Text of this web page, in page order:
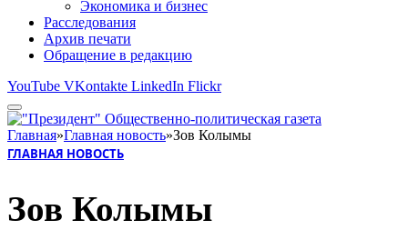
Экономика и бизнес
Расследования
Архив печати
Обращение в редакцию
YouTube VKontakte LinkedIn Flickr
Главная»Главная новость»Зов Колымы
ГЛАВНАЯ НОВОСТЬ
Зов Колымы